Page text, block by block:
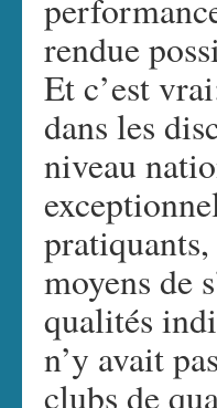
rendue
Et c’est
dans les
niveau
moyens de
qualités
n’y avait
clubs de